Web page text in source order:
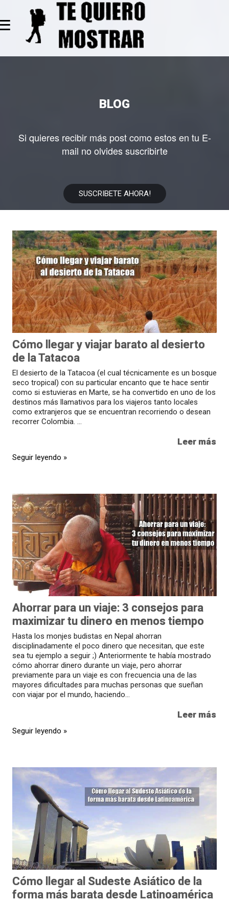
BLOG
Si quieres recibir más post como estos en tu E-
mail no olvides suscribirte
SUSCRIBETE AHORA!
Cómo llegar y viajar barato al desierto
de la Tatacoa
El desierto de la Tatacoa (el cual técnicamente es un bosque
seco tropical) con su particular encanto que te hace sentir
como si estuvieras en Marte, se ha convertido en uno de los
destinos más llamativos para los viajeros tanto locales
como extranjeros que se encuentran recorriendo o desean
recorrer Colombia. ...
Leer más
Seguir leyendo »
Ahorrar para un viaje: 3 consejos para
maximizar tu dinero en menos tiempo
Hasta los monjes budistas en Nepal ahorran
disciplinadamente el poco dinero que necesitan, que este
sea tu ejemplo a seguir ;) Anteriormente te había mostrado
cómo ahorrar dinero durante un viaje, pero ahorrar
previamente para un viaje es con frecuencia una de las
mayores dificultades para muchas personas que sueñan
con viajar por el mundo, haciendo...
Leer más
Seguir leyendo »
Cómo llegar al Sudeste Asiático de la
forma más barata desde Latinoamérica